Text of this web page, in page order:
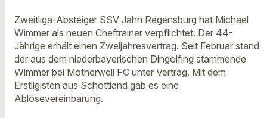
Zweitliga-Absteiger SSV Jahn Regensburg hat Michael
Wimmer als neuen Cheftrainer verpflichtet. Der 44-
Jährige erhält einen Zweijahresvertrag. Seit Februar stand
der aus dem niederbayerischen Dingolfing stammende
Wimmer bei Motherwell FC unter Vertrag. Mit dem
Erstligisten aus Schottland gab es eine
Ablösevereinbarung.